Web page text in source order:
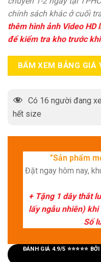
chính sách khác ở cuối
thêm hình ảnh Video HD
để kiểm tra kho trước
BẤM XEM BẢNG GIÁ
Có 16 người đang
hết size
"Sản phẩm
Đặt ngay hôm nay,
+ Tặng 1 dây thắt
lấy ngẫu nhiên)
Số
ĐÁNH GIÁ 4.9/5 ⭐⭐⭐⭐⭐